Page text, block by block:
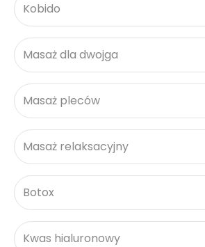
Kobido
Masaż dla dwojga
Masaż pleców
Masaż relaksacyjny
Botox
Kwas hialuronowy